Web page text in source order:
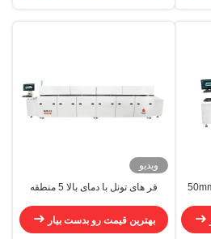
کوره خشک کن تونل خطی 50mm-
ویدیو
فر های تونل با دمای بالا 5 منطقه
بهترین قیمت رو بدست بیار